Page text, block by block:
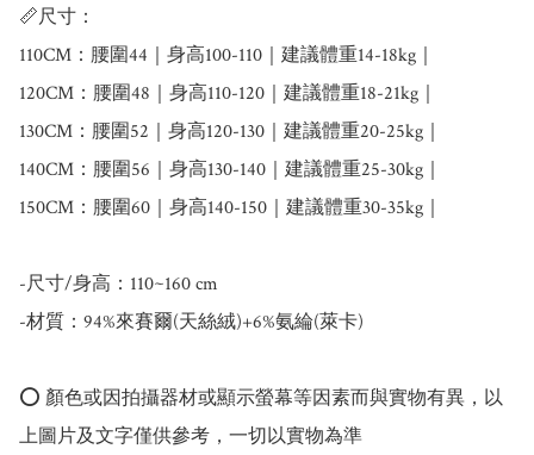
📏尺寸：
110CM：腰圍44｜身高100-110｜建議體重14-18kg｜
120CM：腰圍48｜身高110-120｜建議體重18-21kg｜
130CM：腰圍52｜身高120-130｜建議體重20-25kg｜
140CM：腰圍56｜身高130-140｜建議體重25-30kg｜
150CM：腰圍60｜身高140-150｜建議體重30-35kg｜
-尺寸/身高：110~160 cm
-材質：94%來賽爾(天絲絨)+6%氨綸(萊卡)
⭕️ 顏色或因拍攝器材或顯示螢幕等因素而與實物有異，以
上圖片及文字僅供參考，一切以實物為準